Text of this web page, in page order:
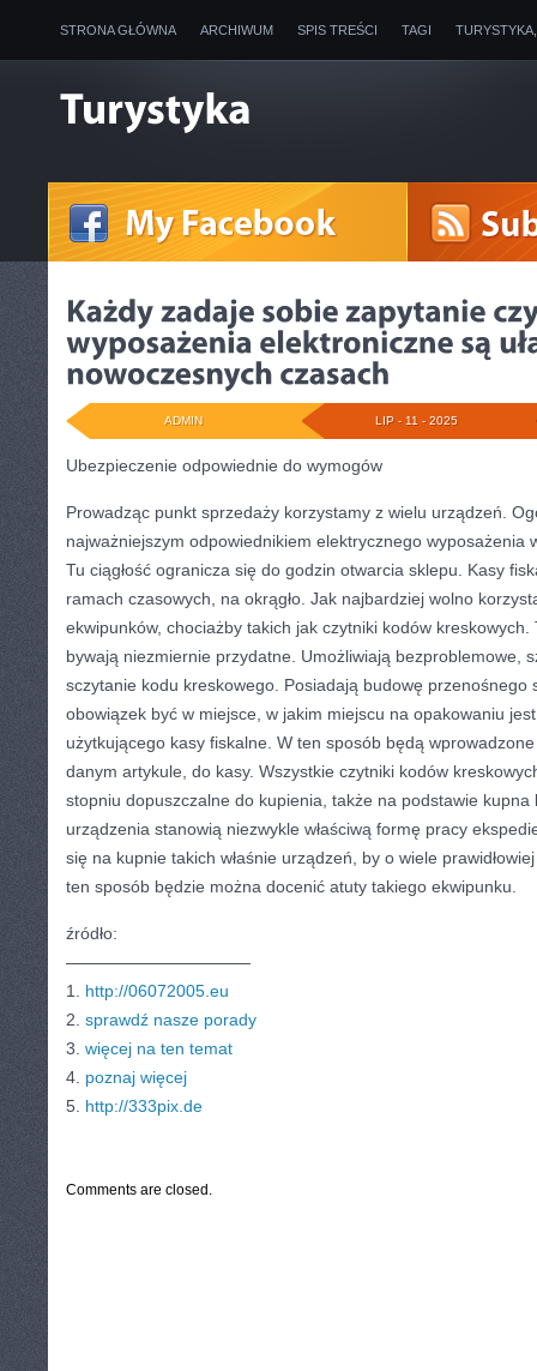
STRONA GŁÓWNA ARCHIWUM SPIS TREŚCI TAGI
LIP - 11 - 2025
ADMIN
Ubezpieczenie odpowiednie do wymogów
Prowadząc punkt sprzedaży korzystamy z wielu urządzeń.
najważniejszym odpowiednikiem elektrycznego wyposażenia
Tu ciągłość ogranicza się do godzin otwarcia sklepu. Kasy
ramach czasowych, na okrągło. Jak najbardziej wolno
ekwipunków, chociażby takich jak czytniki kodów
bywają niezmiernie przydatne. Umożliwiają bezproblemowe,
sczytanie kodu kreskowego. Posiadają budowę przenośnego
obowiązek być w miejsce, w jakim miejscu na opakowaniu
użytkującego kasy fiskalne. W ten sposób będą
danym artykule, do kasy. Wszystkie czytniki kodów
stopniu dopuszczalne do kupienia, także na podstawie kupna
urządzenia stanowią niezwykle właściwą formę pracy
się na kupnie takich właśnie urządzeń, by o wiele
ten sposób będzie można docenić atuty takiego ekwipunku.
źródło:
———————————
1. http://06072005.eu
2. sprawdź nasze porady
3. więcej na ten temat
4. poznaj więcej
5. http://333pix.de
Comments are closed.